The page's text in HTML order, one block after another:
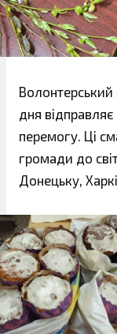
дня
перемогу. Ці
громади до
Донецьку,